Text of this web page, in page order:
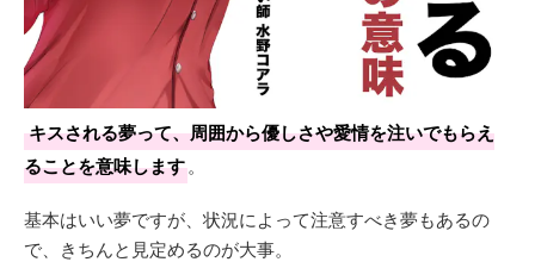
キスされる夢って、周囲から優しさや愛情を注いでもらえ
ることを意味します。
基本はいい夢ですが、状況によって注意すべき夢もあるの
で、きちんと見定めるのが大事。